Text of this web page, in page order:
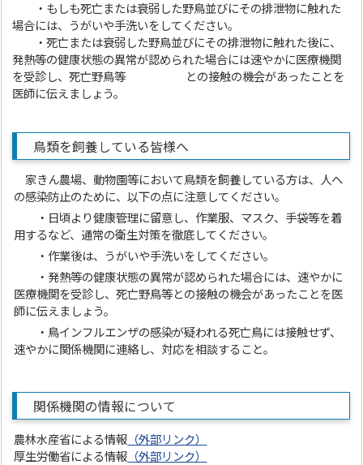
・もしも死亡または衰弱した野鳥並びにその排泄物に触れた
場合には、うがいや手洗いをしてください。
・死亡または衰弱した野鳥並びにその排泄物に触れた後に、
発熱等の健康状態の異常が認められた場合には速やかに医療機関
を受診し、死亡野鳥等 との接触の機会があったことを
医師に伝えましょう。
鳥類を飼養している皆様へ
家きん農場、動物園等において鳥類を飼養している方は、人へ
の感染防止のために、以下の点に注意してください。
・日頃より健康管理に留意し、作業服、マスク、手袋等を着
用するなど、通常の衛生対策を徹底してください。
・作業後は、うがいや手洗いをしてください。
・発熱等の健康状態の異常が認められた場合には、速やかに
医療機関を受診し、死亡野鳥等との接触の機会があったことを医
師に伝えましょう。
・鳥インフルエンザの感染が疑われる死亡鳥には接触せず、
速やかに関係機関に連絡し、対応を相談すること。
関係機関の情報について
農林水産省による情報 （外部リンク）
厚生労働省による情報 （外部リンク）